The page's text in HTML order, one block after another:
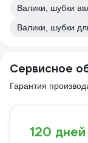
Валики, шубки
Валики, шубки
Сервисное
Гарантия
120